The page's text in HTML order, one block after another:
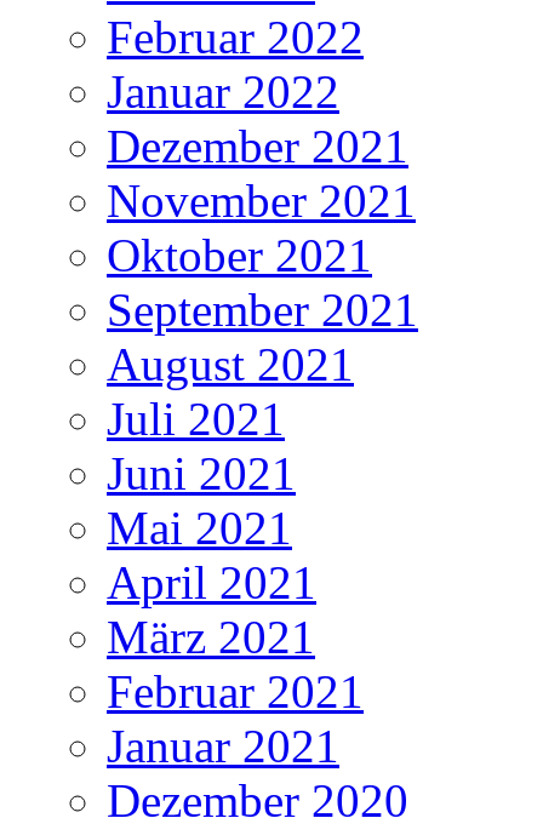
Februar 2022
Januar 2022
Dezember 2021
November 2021
Oktober 2021
September 2021
August 2021
Juli 2021
Juni 2021
Mai 2021
April 2021
März 2021
Februar 2021
Januar 2021
Dezember 2020